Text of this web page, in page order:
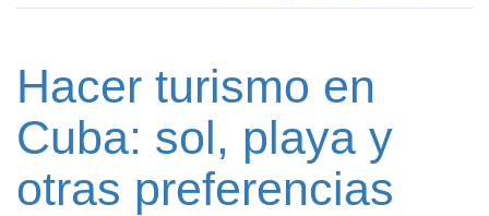
Hacer turismo en
Cuba: sol, playa y
otras preferencias